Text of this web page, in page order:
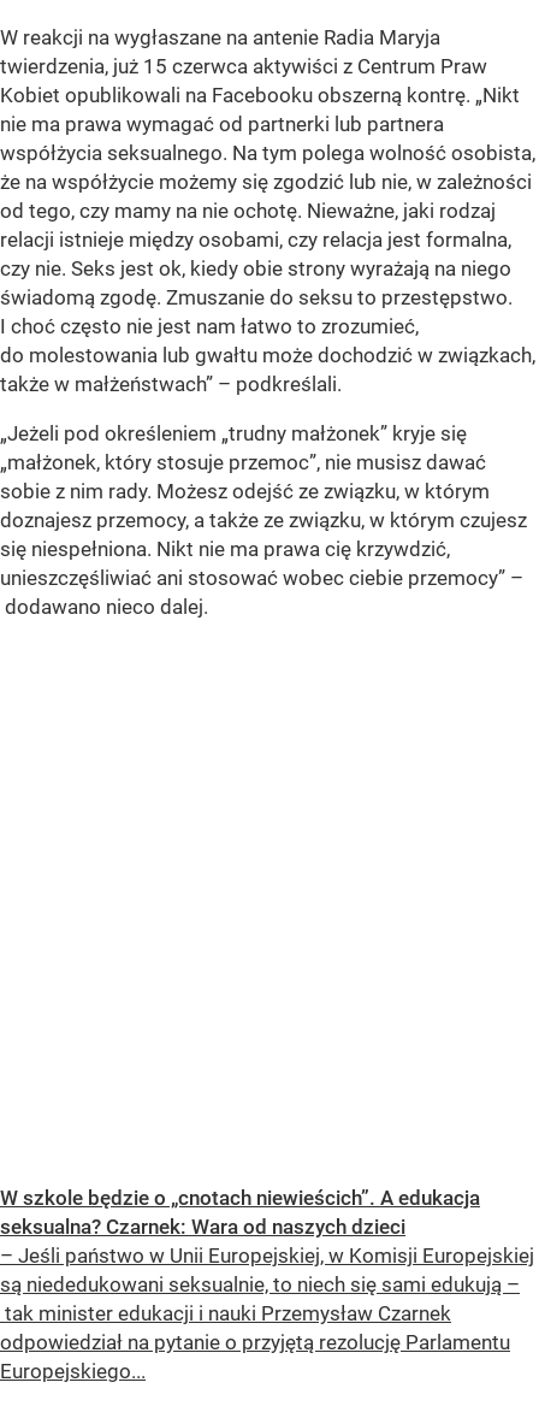
W reakcji na wygłaszane na antenie Radia Maryja
twierdzenia, już 15 czerwca aktywiści z Centrum Praw
Kobiet opublikowali na Facebooku obszerną kontrę. „Nikt
nie ma prawa wymagać od partnerki lub partnera
współżycia seksualnego. Na tym polega wolność osobista,
że na współżycie możemy się zgodzić lub nie, w zależności
od tego, czy mamy na nie ochotę. Nieważne, jaki rodzaj
relacji istnieje między osobami, czy relacja jest formalna,
czy nie. Seks jest ok, kiedy obie strony wyrażają na niego
świadomą zgodę. Zmuszanie do seksu to przestępstwo.
I choć często nie jest nam łatwo to zrozumieć,
do molestowania lub gwałtu może dochodzić w związkach,
także w małżeństwach” – podkreślali.
„Jeżeli pod określeniem „trudny małżonek” kryje się
„małżonek, który stosuje przemoc”, nie musisz dawać
sobie z nim rady. Możesz odejść ze związku, w którym
doznajesz przemocy, a także ze związku, w którym czujesz
się niespełniona. Nikt nie ma prawa cię krzywdzić,
unieszczęśliwiać ani stosować wobec ciebie przemocy” –
dodawano nieco dalej.
W szkole będzie o „cnotach niewieścich”. A edukacja
seksualna? Czarnek: Wara od naszych dzieci
– Jeśli państwo w Unii Europejskiej, w Komisji Europejskiej
są niededukowani seksualnie, to niech się sami edukują –
tak minister edukacji i nauki Przemysław Czarnek
odpowiedział na pytanie o przyjętą rezolucję Parlamentu
Europejskiego...